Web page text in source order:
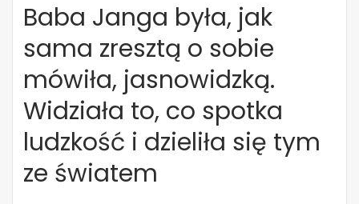
Baba Janga była, jak
sama zresztą o sobie
mówiła, jasnowidzką.
Widziała to, co spotka
ludzkość i dzieliła się tym
ze światem